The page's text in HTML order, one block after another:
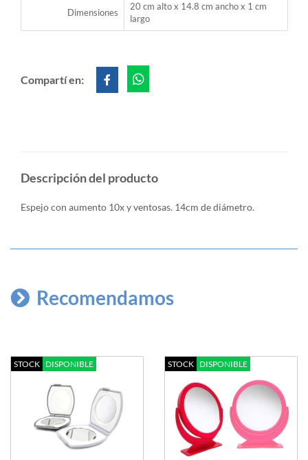
Dimensiones
20 cm alto x 14.8 cm ancho x 1 cm
largo
Compartí en:
Descripción del producto
Espejo con aumento 10x y ventosas. 14cm de diámetro.
Recomendamos
STOCK DISPONIBLE STOCK DISPONIBLE